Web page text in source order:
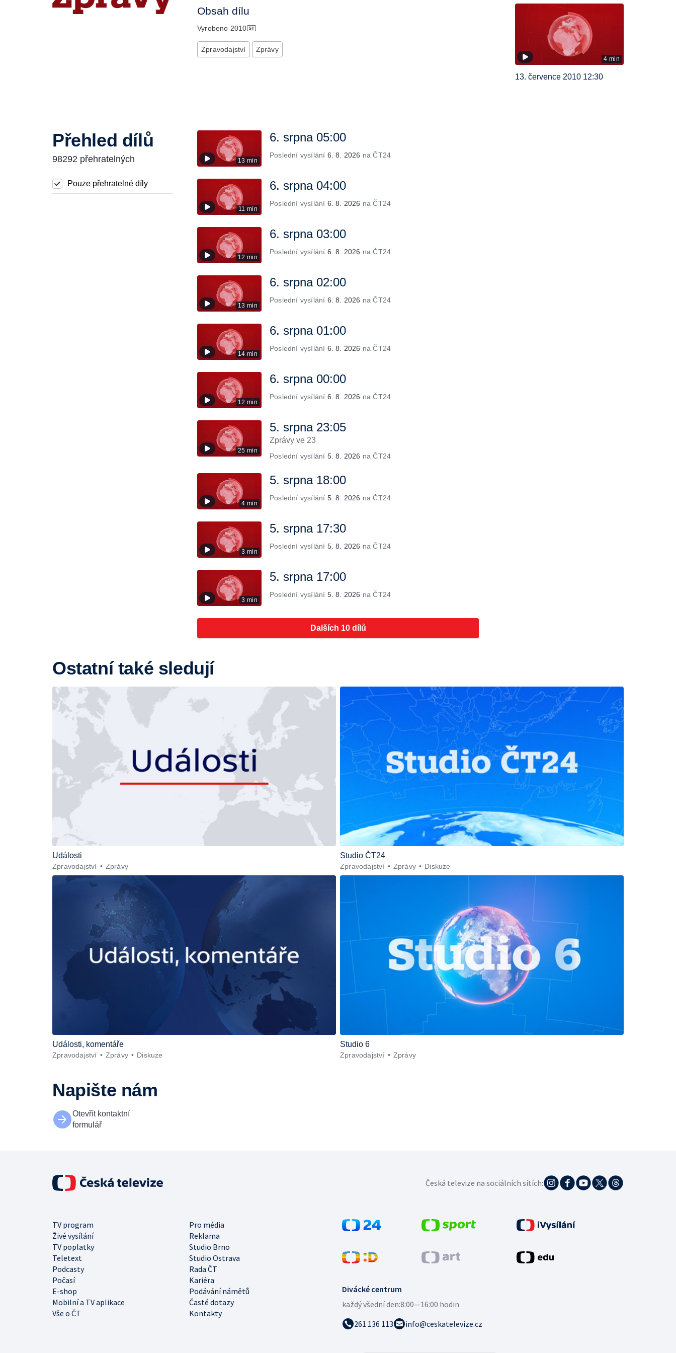
Obsah dílu
Vyrobeno 2010
Zpravodajství Zprávy
4 min
13. července 2010 12:30
Přehled dílů
98292 přehratelných
Pouze přehratelné díly
13 min
6. srpna 05:00
Poslední vysílání 6. 8. 2026 na ČT24
11 min
6. srpna 04:00
Poslední vysílání 6. 8. 2026 na ČT24
12 min
6. srpna 03:00
Poslední vysílání 6. 8. 2026 na ČT24
13 min
6. srpna 02:00
Poslední vysílání 6. 8. 2026 na ČT24
14 min
6. srpna 01:00
Poslední vysílání 6. 8. 2026 na ČT24
12 min
6. srpna 00:00
Poslední vysílání 6. 8. 2026 na ČT24
25 min
5. srpna 23:05
Zprávy ve 23
Poslední vysílání 5. 8. 2026 na ČT24
4 min
5. srpna 18:00
Poslední vysílání 5. 8. 2026 na ČT24
3 min
5. srpna 17:30
Poslední vysílání 5. 8. 2026 na ČT24
3 min
5. srpna 17:00
Poslední vysílání 5. 8. 2026 na ČT24
Dalších 10 dílů
Ostatní také sledují
Události
Zpravodajství Zprávy
Studio ČT24
Zpravodajství Zprávy Diskuze
Události, komentáře
Zpravodajství Zprávy Diskuze
Studio 6
Zpravodajství Zprávy
Napište nám
Otevřít kontaktní
formulář
Divácké centrum
každý všední den:8:00—16:00 hodin
261 136 113
info@ceskatelevize.cz
TV program
Pro média
Živé vysílání
Reklama
TV poplatky
Studio Brno
Teletext
Studio Ostrava
Podcasty
Rada ČT
Počasí
Kariéra
E-shop
Podávání námětů
Mobilní a TV aplikace
Časté dotazy
Vše o ČT
Kontakty
Česká televize na sociálních sítích: